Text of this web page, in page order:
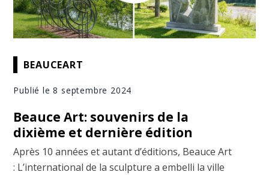
BEAUCEART
Publié le 8 septembre 2024
Beauce Art: souvenirs de la
dixième et dernière édition
Après 10 années et autant d’éditions, Beauce Art
: L’international de la sculpture a embelli la ville